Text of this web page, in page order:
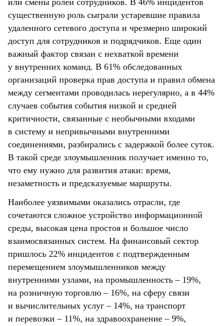
или смены ролей сотрудников. В 46% инцидентов
существенную роль сыграли устаревшие правила
удаленного сетевого доступа и чрезмерно широкий
доступ для сотрудников и подрядчиков. Еще один
важный фактор связан с нехваткой времени
у внутренних команд. В 61% обследованных
организаций проверка прав доступа и правил обмена
между сегментами проводилась нерегулярно, а в 44%
случаев события события низкой и средней
критичности, связанные с необычными входами
в систему и непривычными внутренними
соединениями, разбирались с задержкой более суток.
В такой среде злоумышленник получает именно то,
что ему нужно для развития атаки: время,
незаметность и предсказуемые маршруты.
Наиболее уязвимыми оказались отрасли, где
сочетаются сложное устройство информационной
среды, высокая цена простоя и большое число
взаимосвязанных систем. На финансовый сектор
пришлось 22% инцидентов с подтвержденным
перемещением злоумышленников между
внутренними узлами, на промышленность – 19%,
на розничную торговлю – 16%, на сферу связи
и вычислительных услуг – 14%, на транспорт
и перевозки – 11%, на здравоохранение – 9%,